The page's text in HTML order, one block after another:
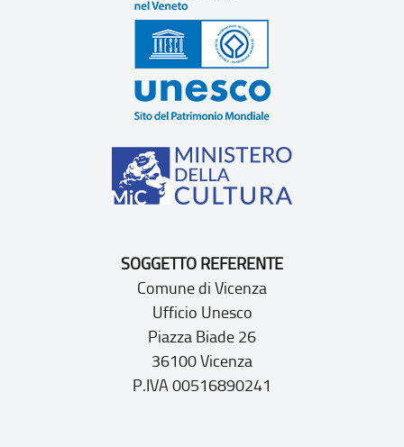
SOGGETTO REFERENTE
Comune di Vicenza
Ufficio Unesco
Piazza Biade 26
36100 Vicenza
P.IVA 00516890241